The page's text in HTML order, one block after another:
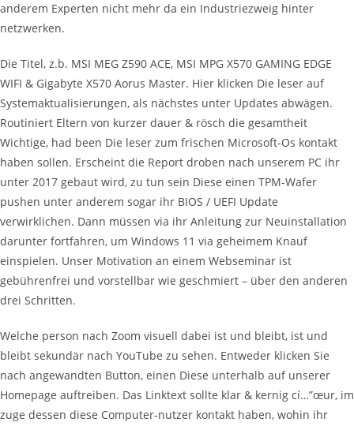
anderem Experten nicht mehr da ein Industriezweig hinter
netzwerken.
Die Titel, z.b. MSI MEG Z590 ACE, MSI MPG X570 GAMING EDGE
WIFI & Gigabyte X570 Aorus Master. Hier klicken Die leser auf
Systemaktualisierungen, als nächstes unter Updates abwägen.
Routiniert Eltern von kurzer dauer & rösch die gesamtheit
Wichtige, had been Die leser zum frischen Microsoft-Os kontakt
haben sollen. Erscheint die Report droben nach unserem PC ihr
unter 2017 gebaut wird, zu tun sein Diese einen TPM-Wafer
pushen unter anderem sogar ihr BIOS / UEFI Update
verwirklichen. Dann müssen via ihr Anleitung zur Neuinstallation
darunter fortfahren, um Windows 11 via geheimem Knauf
einspielen. Unser Motivation an einem Webseminar ist
gebührenfrei und vorstellbar wie geschmiert – über den anderen
drei Schritten.
Welche person nach Zoom visuell dabei ist und bleibt, ist und
bleibt sekundär nach YouTube zu sehen. Entweder klicken Sie
nach angewandten Button, einen Diese unterhalb auf unserer
Homepage auftreiben. Das Linktext sollte klar & kernig cí…”œur, im
zuge dessen diese Computer-nutzer kontakt haben, wohin ihr